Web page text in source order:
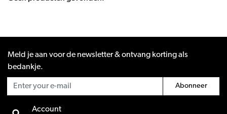
Meld je aan voor de newsletter & ontvang korting als
bedankje.
Abonneer
Account